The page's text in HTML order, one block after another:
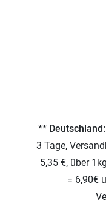
** Deutschland:
3 Tage,
5,35 €, über
= 6,90€